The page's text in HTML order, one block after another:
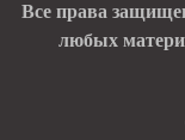
Все права
любых